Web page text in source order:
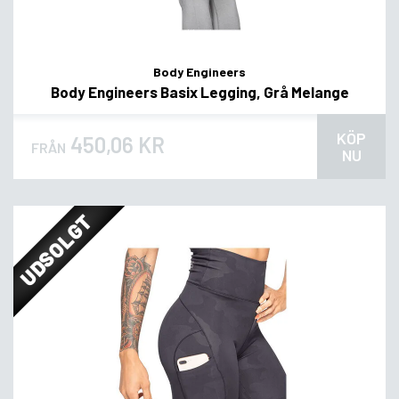
Body Engineers
Body Engineers Basix Legging, Grå Melange
FRÅN 450,06 KR
KÖP
NU
UDSOLGT